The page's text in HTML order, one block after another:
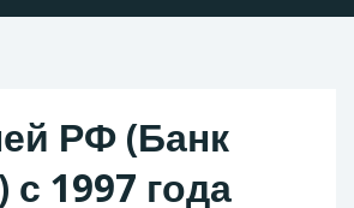
РФ (Банк
с 1997 года